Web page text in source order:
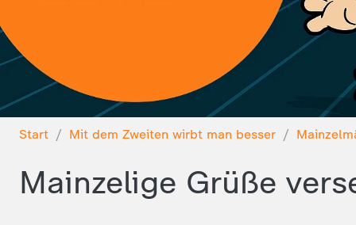
Start Mit dem Zweiten wirbt man besser
Mainzelige Grüße